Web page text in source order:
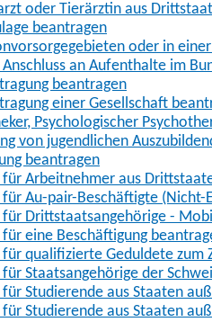
oder Tierärztin aus
beantragen
oder in
an Aufenthalte im
beantragen
einer Gesellschaft
Psychologischer
von jugendlichen
beantragen
Arbeitnehmer aus
Au-pair-Beschäftigte (Nicht-
Drittstaatsangehörige -
eine Beschäftigung
qualifizierte Geduldete zum
Staatsangehörige der
Studierende aus Staaten
Studierende aus Staaten